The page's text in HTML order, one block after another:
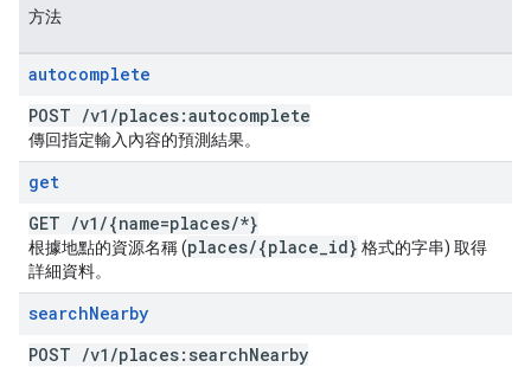
方法
autocomplete
POST /v1 /places:autocomplete
傳回指定輸入內容的預測結果。
get
GET /v1 /{name=places/*}
根據地點的資源名稱 (places/{place id} 格式的字串) 取得
詳細資料。
searchNearby
POST /v1 /places:searchNearby